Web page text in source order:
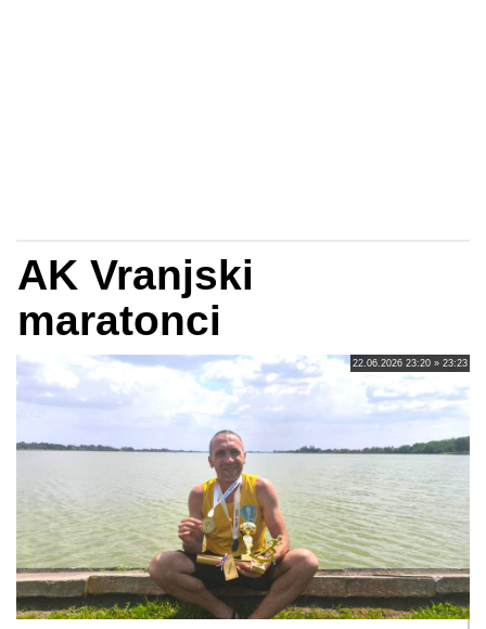
AK Vranjski
maratonci
22.06.2026 23:20 » 23:23